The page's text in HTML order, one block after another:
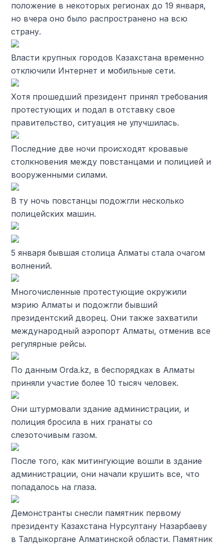
положение в некоторых регионах до 19 января,
но вчера оно было распространено на всю
страну.
Власти крупных городов Казахстана временно
отключили Интернет и мобильные сети.
Хотя прошедший президент принял требования
протестующих и подал в отставку свое
правительство, ситуация не улучшилась.
Последние две ночи происходят кровавые
столкновения между повстанцами и полицией и
вооруженными силами.
В ту ночь повстанцы подожгли несколько
полицейских машин.
5 января бывшая столица Алматы стала очагом
волнений.
Многочисленные протестующие окружили
мэрию Алматы и подожгли бывший
президентский дворец. Они также захватили
международный аэропорт Алматы, отменив все
регулярные рейсы.
По данным Orda.kz, в беспорядках в Алматы
приняли участие более 10 тысяч человек.
Они штурмовали здание администрации, и
полиция бросила в них гранаты со
слезоточивым газом.
После того, как митингующие вошли в здание
администрации, они начали крушить все, что
попадалось на глаза.
Демонстранты снесли памятник первому
президенту Казахстана Нурсултану Назарбаеву
в Талдыкоргане Алматинской области. Памятник